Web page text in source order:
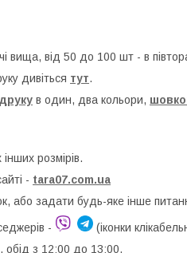
вища, від 50 до 100 шт - в
дивіться тут.
в один, два кольори,
розмірів.
- tara07.com.ua
або задати будь-яке інше
-
(іконки
обід з 12:00 до 13:00.